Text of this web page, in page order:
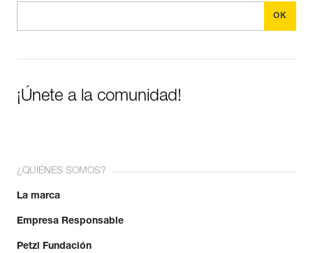
¡Únete a la comunidad!
¿QUIÉNES SOMOS?
La marca
Empresa Responsable
Petzl Fundación